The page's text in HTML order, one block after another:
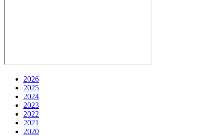
2026
2025
2024
2023
2022
2021
2020